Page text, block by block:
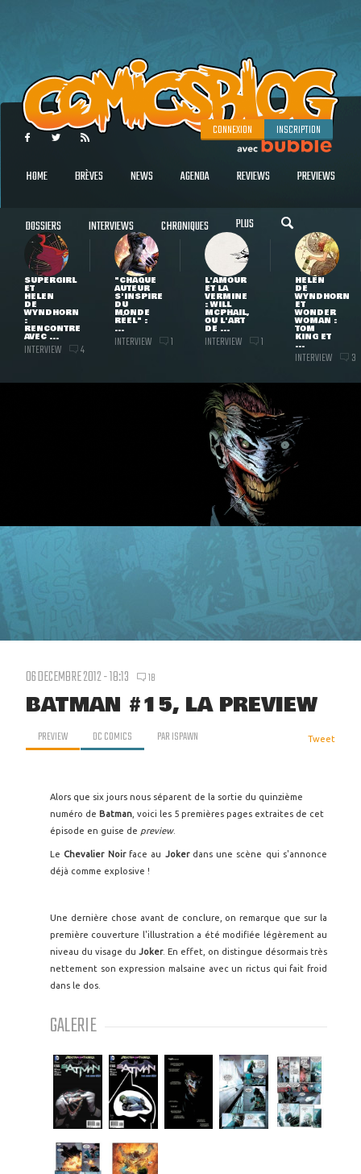
CONNEXION INSCRIPTION
HOME BRÈVES NEWS AGENDA REVIEWS PREVIEWS
DOSSIERS INTERVIEWS CHRONIQUES PLUS
SUPERGIRL
ET
HELEN
DE
WYNDHORN
:
RENCONTRE
AVEC ...
INTERVIEW 4
"CHAQUE
AUTEUR
S'INSPIRE
DU
MONDE
RÉEL" :
...
INTERVIEW 1
L'AMOUR
ET LA
VERMINE
: WILL
MCPHAIL,
OU L'ART
DE ...
INTERVIEW 1
HELEN
DE
WYNDHORN
ET
WONDER
WOMAN :
TOM
KING ET
...
INTERVIEW 3
06 DECEMBRE 2012 - 18:13 18
BATMAN #15, LA PREVIEW
PREVIEW DC COMICS PARISPAWN Tweet
Alors que six jours nous séparent de la sortie du quinzième
numéro de Batman , voici les 5 premières pages extraites de cet
épisode en guise de preview.
Le Chevalier Noirface au Jokerdans une scène qui s'annonce
déjà comme explosive !
Une dernière chose avant de conclure, on remarque que sur la
première couverture l'illustration a été modifiée légèrement au
niveau du visage du Joker. En effet, on distingue désormais très
nettement son expression malsaine avec un rictus qui fait froid
dans le dos.
GALERIE